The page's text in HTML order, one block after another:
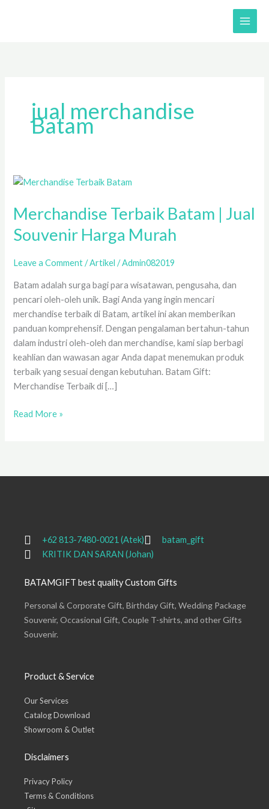
jual merchandise
Batam
Merchandise Terbaik Batam | Jual
Souvenir Harga Murah
Leave a Comment /Artikel /Admin082019
Batam adalah surga bagi para wisatawan, pengusaha, dan
pencari oleh-oleh unik. Bagi Anda yang ingin mencari
merchandise terbaik di Batam, artikel ini akan memberikan
panduan komprehensif. Dengan pengalaman bertahun-tahun
dalam industri oleh-oleh dan merchandise, kami siap berbagi
keahlian dan wawasan agar Anda dapat menemukan produk
terbaik yang sesuai dengan kebutuhan. Batam Gift:
Merchandise Terbaik di […]
Merchandise
Batam
Jual
Harga
Murah
Read More »
+62 813-7480-0021 (Atek)
batam_gift
KRITIK DAN SARAN (Johan)
BATAMGIFT best quality Custom Gifts
Personal & Corporate Gift, Birthday Gift, Wedding Package
Souvenir, Occasional Gift, Couple T-shirts, and other Gifts
Souvenir.
Product & Service
Our Services
Catalog Download
Showroom & Outlet
Disclaimers
Privacy Policy
Terms & Conditions